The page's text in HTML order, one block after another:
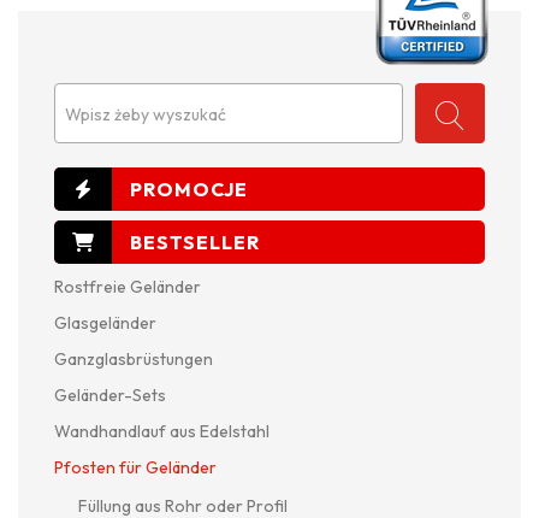
Wpisz żeby wyszukać
Rostfreie Geländer
Glasgeländer
Ganzglasbrüstungen
Geländer-Sets
Wandhandlauf aus Edelstahl
Pfosten für Geländer
Füllung aus Rohr oder Profil